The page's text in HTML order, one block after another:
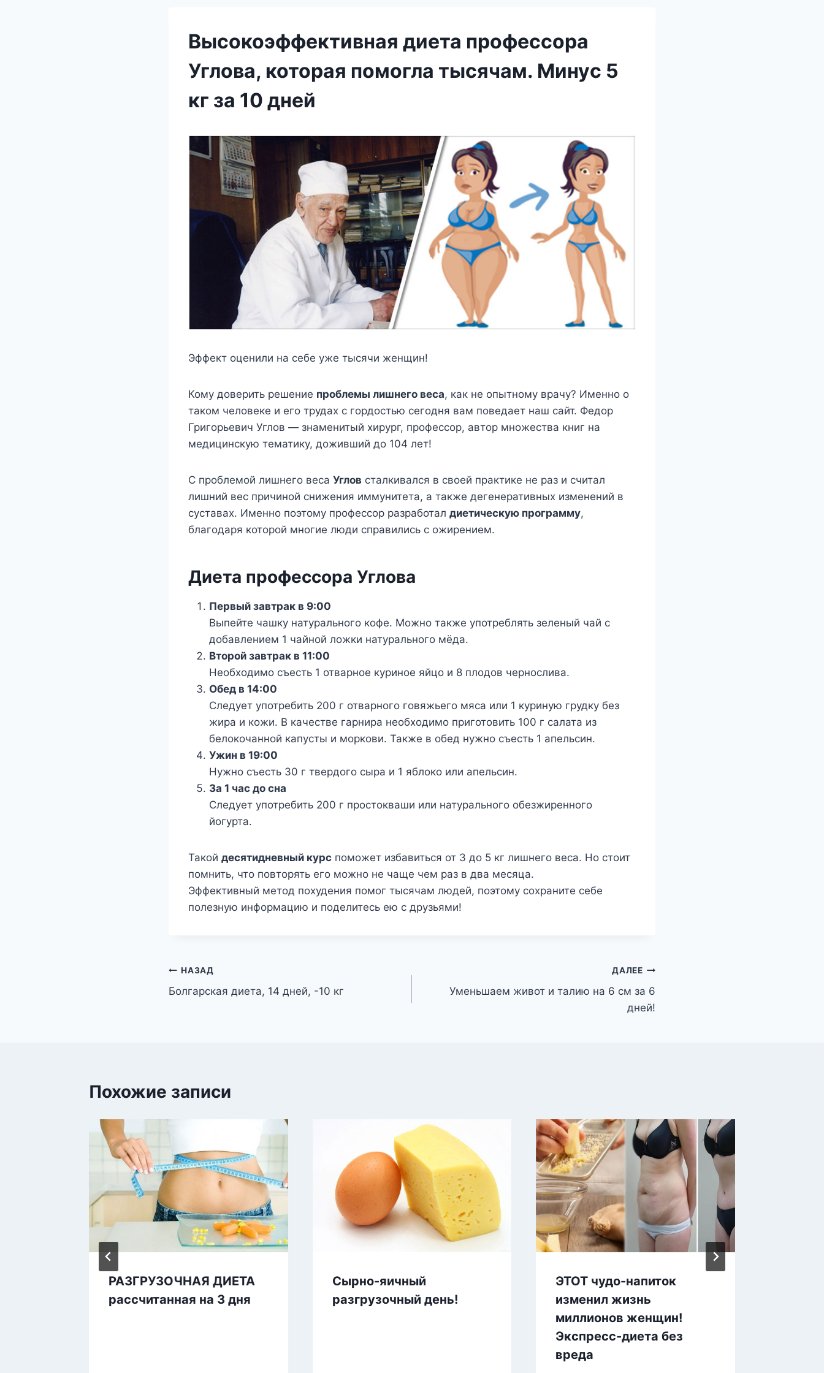
Высокоэффективная диета профессора
Углова, которая помогла тысячам. Минуc 5
кг за 10 дней
Эффект оценили на себе уже тысячи женщин!
Кому доверить решение проблемы лишнего веса, как не опытному врачу? Именно о
таком человеке и его трудах с гордостью сегодня вам поведает наш сайт. Федор
Григорьевич Углов — знаменитый хирург, профессор, автор множества книг на
медицинскую тематику, доживший до 104 лет!
С проблемой лишнего веса Углов сталкивался в своей практике не раз и считал
лишний вес причиной снижения иммунитета, а также дегенеративных изменений в
суставах. Именно поэтому профессор разработал диетическую программу,
благодаря которой многие люди справились с ожирением.
Диета профессора Углова
Первый завтрак в 9:00
Выпейте чашку натурального кофе. Можно также употреблять зеленый чай с
добавлением 1 чайной ложки натурального мёда.
Второй завтрак в 11:00
Необходимо съесть 1 отварное куриное яйцо и 8 плодов чернослива.
Обед в 14:00
Следует употребить 200 г отварного говяжьего мяса или 1 куриную грудку без
жира и кожи. В качестве гарнира необходимо приготовить 100 г салата из
белокочанной капусты и моркови. Также в обед нужно съесть 1 апельсин.
Ужин в 19:00
Нужно съесть 30 г твердого сыра и 1 яблоко или апельсин.
За 1 час до сна
Следует употребить 200 г простокваши или натурального обезжиренного
йогурта.
Такой десятидневный курс поможет избавиться от 3 до 5 кг лишнего веса. Но стоит
помнить, что повторять его можно не чаще чем раз в два месяца.
Эффективный метод похудения помог тысячам людей, поэтому сохраните себе
полезную информацию и поделитесь ею с друзьями!
Навигация
по
НАЗАД
Болгарская диета, 14 дней, -10 кг
ДАЛЕЕ
Уменьшаем живот и талию на 6 см за 6
дней!
Похожие записи
РАЗГРУЗОЧНАЯ ДИЕТА
рассчитанная на 3 дня
Сырно-яичный
разгрузочный день!
ЭТОТ чудо-напиток
изменил жизнь
миллионов женщин!
Экспресс-диета без
вреда